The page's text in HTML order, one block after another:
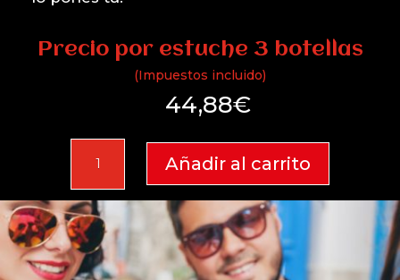
Precio por estuche 3 botellas
(Impuestos incluido)
44,88€
2024
Estuche
3
botellas
cantidad
Añadir al carrito